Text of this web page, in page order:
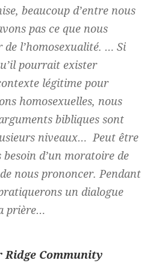
beaucoup d’entre nous
pas ce que nous
de l’homosexualité. … Si
pourrait exister
légitime pour
homosexuelles, nous
bibliques sont
niveaux… Peut être
besoin d’un moratoire de
nous prononcer. Pendant
un dialogue
prière…
Ridge Community